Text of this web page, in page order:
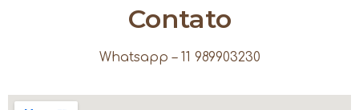
Contato
Whatsapp – 11 989903230